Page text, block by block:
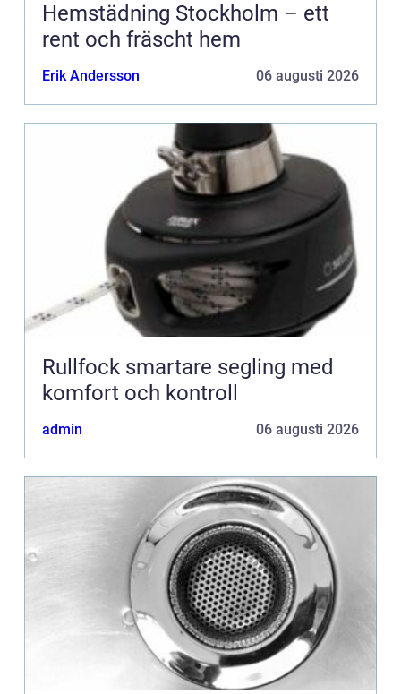
Hemstädning Stockholm – ett
rent och fräscht hem
Erik Andersson 06 augusti 2026
Rullfock smartare segling med
komfort och kontroll
admin 06 augusti 2026